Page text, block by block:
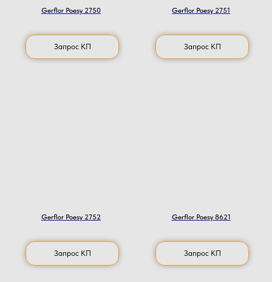
Gerflor Poesy 2750
Запрос КП
Gerflor Poesy 2751
Запрос КП
Gerflor Poesy 2752
Запрос КП
Gerflor Poesy 8621
Запрос КП